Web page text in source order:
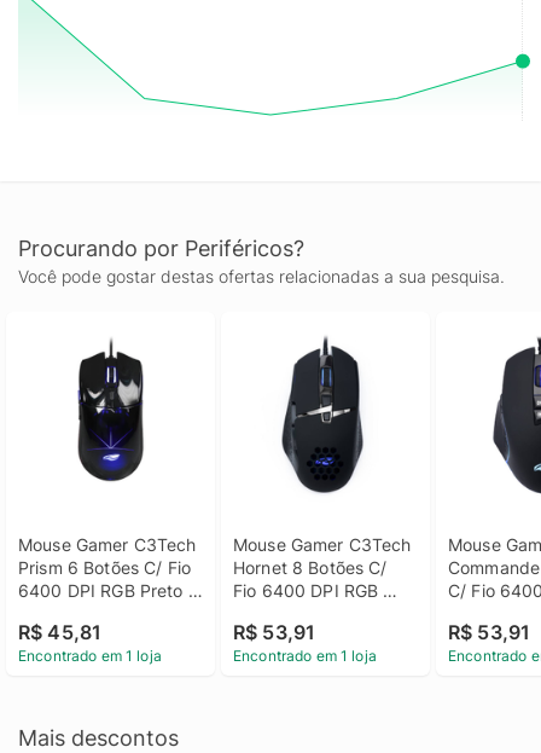
Procurando por Periféricos?
Você pode gostar destas ofertas relacionadas a sua pesquisa.
Mouse Gamer C3Tech
Prism 6 Botões C/ Fio
6400 DPI RGB Preto -
R$ 45,81
Encontrado em 1 loja
Mouse Gamer C3Tech
Hornet 8 Botões C/
Fio 6400 DPI RGB
R$ 53,91
Encontrado em 1 loja
Mouse
C/ Fio
R$ 53,91
Encontrado
Mais descontos